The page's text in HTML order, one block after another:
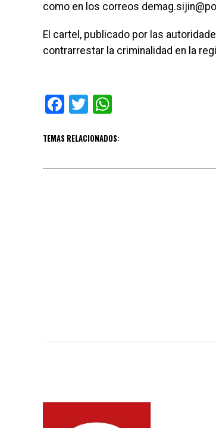
como en los correos
El cartel, publicado por las
contrarrestar la criminalidad en la
Facebook
Twitter
TEMAS RELACIONADOS: